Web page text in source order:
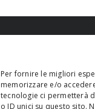
Per fornire le migliori
memorizzare e/o
tecnologie ci permetterà
o ID unici su questo sito.